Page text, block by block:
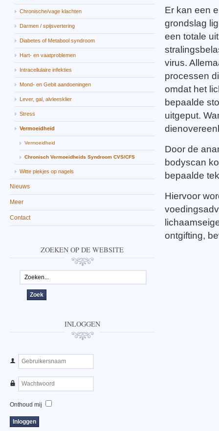
Er kan een
grondslag
een totale
virus.
processen
omdat het
bepaalde
uitgeput.
Door de
bodyscan
bepaalde
Hiervoor
ontgifting,
Chronische/vage klachten
Darmen / spijsvertering
Diabetes of Metabool syndroom
Hart- en vaatproblemen
Intracellulaire infekties
Mond- en Gebit aandoeningen
Lever, gal, alvleesklier
Stress
Vermoeidheid
Vermoeidheid
Chronisch Vermoeidheids Syndroom CVS/CFS
Witte plekjes op nagels
Nieuws
Meer
Contact
ZOEKEN OP DE WEBSITE
INLOGGEN
Onthoud mij